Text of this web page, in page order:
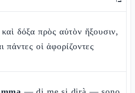
δόξα πρὸς αὐτὸν ἥξουσιν,
πάντες οἱ ἀφορίζοντες